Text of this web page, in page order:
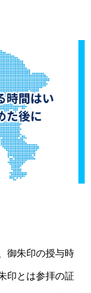
御朱印の授与時
印とは参拝の証